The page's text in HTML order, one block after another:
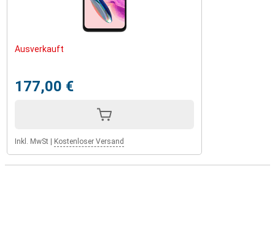
Ausverkauft
177,00 €
Inkl. MwSt Kostenloser Versand